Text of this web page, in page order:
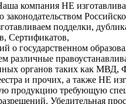
компания НЕ
законодательством
подделки,
Сертификатов,
о государственном
различные
органов таких как
и прочих, а также НЕ
продукцию требующую
Убедительная